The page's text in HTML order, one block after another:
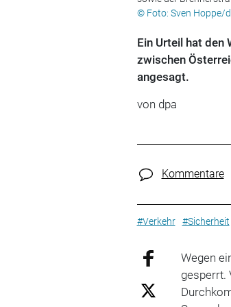
© Foto: Sven Hoppe/
Ein Urteil hat den
zwischen
angesagt.
von dpa
Kommentare
#Verkehr #Sicherheit
Wegen
gesperrt.